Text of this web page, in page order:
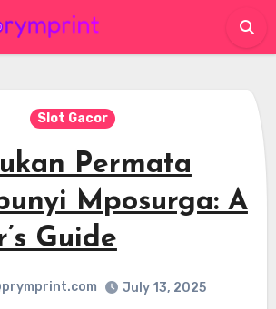
Slot Gacor
Permata
Mposurga: A
Guide
July 13, 2025